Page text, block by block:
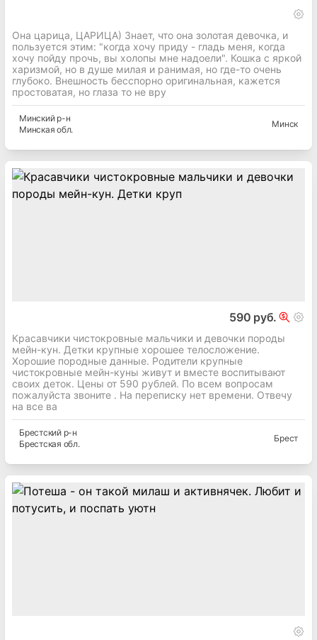
Она царица, ЦАРИЦА) Знает, что она золотая девочка, и
пользуется этим: "когда хочу приду - гладь меня, когда
хочу пойду прочь, вы холопы мне надоели". Кошка с яркой
харизмой, но в душе милая и ранимая, но где-то очень
глубоко. Внешность бесспорно оригинальная, кажется
простоватая, но глаза то не вру
Минскийр-н
Минская обл.
Минск
590 руб.
Красавчики чистокровные мальчики и девочки породы
мейн-кун. Детки крупные хорошее телосложение.
Хорошие породные данные. Родители крупные
чистокровные мейн-куны живут и вместе воспитывают
своих деток. Цены от 590 рублей. По всем вопросам
пожалуйста звоните . На переписку нет времени. Отвечу
на все ва
Брестскийр-н
Брестская обл.
Брест